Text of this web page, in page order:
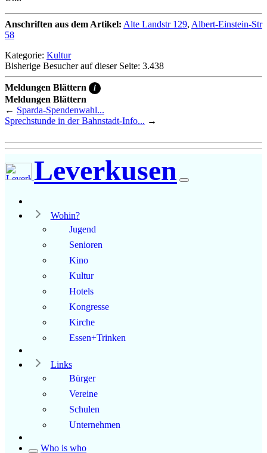
Anschriften aus dem Artikel: Alte Landstr 129, Albert-Einstein-Str
58
Kategorie: Kultur
Bisherige Besucher auf dieser Seite: 3.438
Meldungen Blättern i
Meldungen Blättern
← Sparda-Spendenwahl...
Sprechstunde in der Bahnstadt-Info... →
Leverkusen
Wohin?
Jugend
Senioren
Kino
Kultur
Hotels
Kongresse
Kirche
Essen+Trinken
Links
Bürger
Vereine
Schulen
Unternehmen
Who is who